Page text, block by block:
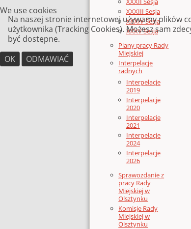
XXXIII Sesja
XXXIV Sesja
XXXV Sesja
Plany pracy Rady
Miejskiej
Interpelacje
radnych
Interpelacje
2019
Interpelacje
2020
Interpelacje
2021
Interpelacje
2024
Interpelacje
2026
Sprawozdanie z
pracy Rady
Miejskiej w
Olsztynku
Komisje Rady
Miejskiej w
Olsztynku
We use cookies
Na naszej stronie internetowej używamy plików
użytkownika (Tracking Cookies). Możesz sam
być dostępne.
OK
ODMAWIAĆ